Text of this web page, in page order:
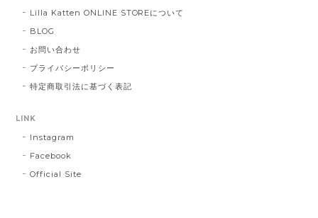
Lilla Katten ONLINE STOREについて
BLOG
お問い合わせ
プライバシーポリシー
特定商取引法に基づく表記
LINK
Instagram
Facebook
Official Site